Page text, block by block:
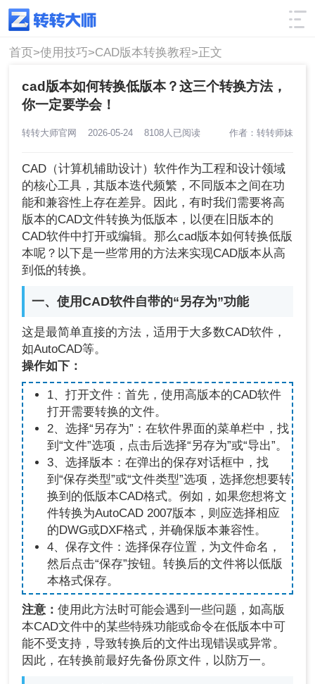
使用技巧 筛选
首页>使用技巧>CAD版本转换教程>正文
cad版本如何转换低版本？这三个转换方法，
你一定要学会！
转转大师官网 2026-05-24 8108人已阅读 作者：转转师妹
CAD（计算机辅助设计）软件作为工程和设计领域
的核心工具，其版本迭代频繁，不同版本之间在功
能和兼容性上存在差异。因此，有时我们需要将高
版本的CAD文件转换为低版本，以便在旧版本的
CAD软件中打开或编辑。那么cad版本如何转换低版
本呢？以下是一些常用的方法来实现CAD版本从高
到低的转换。
一、使用CAD软件自带的“另存为”功能
这是最简单直接的方法，适用于大多数CAD软件，
如AutoCAD等。
操作如下：
1、打开文件：首先，使用高版本的CAD软件
打开需要转换的文件。
2、选择“另存为”：在软件界面的菜单栏中，找
到“文件”选项，点击后选择“另存为”或“导出”。
3、选择版本：在弹出的保存对话框中，找
到“保存类型”或“文件类型”选项，选择您想要转
换到的低版本CAD格式。例如，如果您想将文
件转换为AutoCAD 2007版本，则应选择相应
的DWG或DXF格式，并确保版本兼容性。
4、保存文件：选择保存位置，为文件命名，
然后点击“保存”按钮。转换后的文件将以低版
本格式保存。
注意：使用此方法时可能会遇到一些问题，如高版
本CAD文件中的某些特殊功能或命令在低版本中可
能不受支持，导致转换后的文件出现错误或异常。
因此，在转换前最好先备份原文件，以防万一。